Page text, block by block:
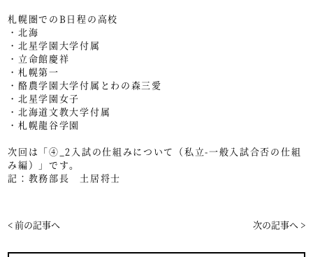
札幌圏でのB日程の高校
・北海
・北星学園大学付属
・立命館慶祥
・札幌第一
・酪農学園大学付属とわの森三愛
・北星学園女子
・北海道文教大学付属
・札幌龍谷学園
次回は「④_2入試の仕組みについて（私立-一般入試合否の仕組
み編）」です。
記：教務部長 土居将士
< 前の記事へ 次の記事へ >